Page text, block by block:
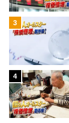
3
4